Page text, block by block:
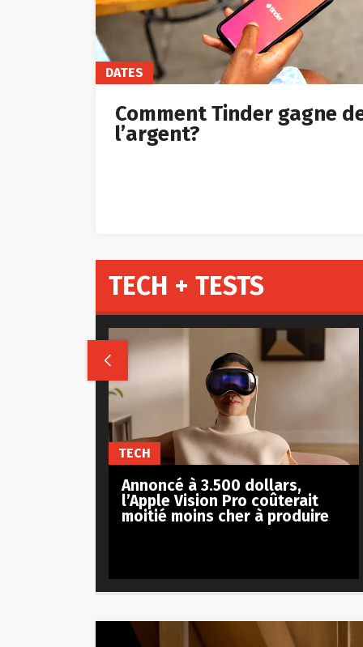
DATES
Comment Tinder gagne
l’argent?
TECH + TESTS

TECH
Annoncé à 3.500 dollars,
l’Apple Vision Pro coûterait
moitié moins cher à produire